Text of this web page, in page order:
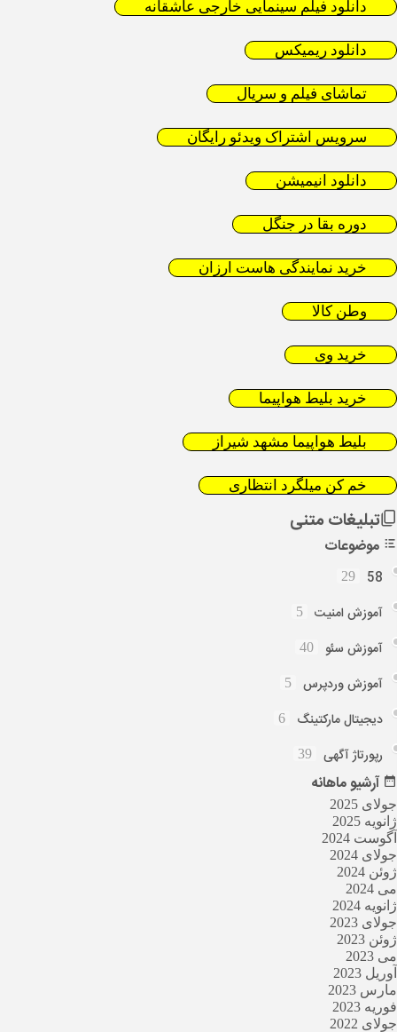
دانلود فیلم سینمایی خارجی عاشقانه
دانلود ریمیکس
تماشای فیلم و سریال
سرویس اشتراک ویدئو رایگان
دانلود انیمیشن
دوره بقا در جنگل
خرید نمایندگی هاست ارزان
وطن کالا
خرید وی
خرید بلیط هواپیما
بلیط هواپیما مشهد شیراز
خم کن میلگرد انتظاری
تبلیغات متنی
موضوعات
58
29
آموزش امنیت 5
آموزش سئو 40
آموزش وردپرس 5
دیجیتال مارکتینگ 6
رپورتاژ آگهی 39
آرشیوماهانه
جولای 2025
ژانویه 2025
آگوست 2024
جولای 2024
ژوئن 2024
می 2024
ژانویه 2024
جولای 2023
ژوئن 2023
می 2023
آوریل 2023
مارس 2023
فوریه 2023
جولای 2022